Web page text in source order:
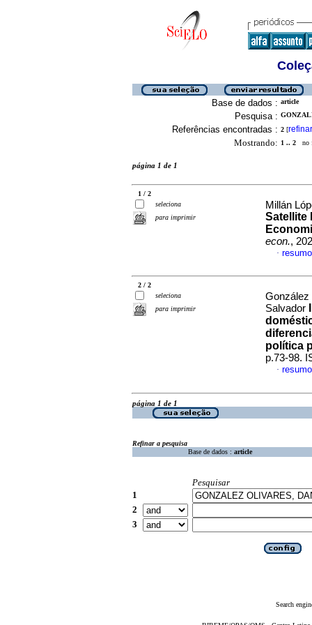
Base de dados : article
Pesquisa :
Referências encontradas : 2 [refinar
Mostrando: 1 .. 2 no
página 1 de 1
1 / 2
seleciona
para imprimir
Millán
Satellite
econ.,
·
2 / 2
seleciona
para imprimir
González
Salvador
política
p.73-98.
·
página 1 de 1
Refinar a pesquisa
Base de dados : article
Pesquisar
1
2
3
Search